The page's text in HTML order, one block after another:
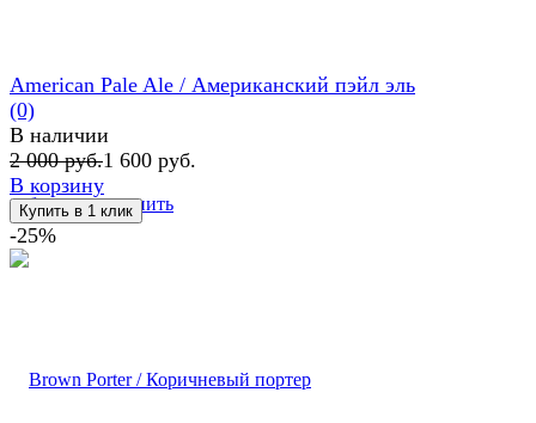
избранное сравнить
American Pale Ale / Американский пэйл эль
(0)
В наличии
2 000 руб.1 600 руб.
В корзину
-25%